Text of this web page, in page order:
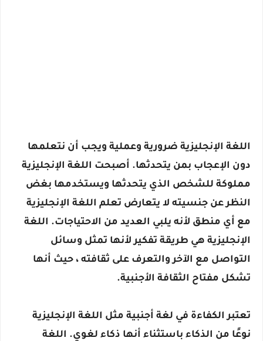
اللغة الإنجليزية ضرورية وعملية ويجب أن نتعلمها
دون الإعجاب بمن يتحدثها. أصبحت اللغة الإنجليزية
مملوكة للشخص الذي يتحدثها ويستخدمها بغض
النظر عن جنسيته لا يتعارض تعلم اللغة الإنجليزية
مع أي منطق لأنه يلبي العديد من الاحتياجات. اللغة
الإنجليزية هي طريقة تفكير لأنها تمثل وسائل
التواصل مع الآخر والتعرف على ثقافته ، حيث أنها
تشكل مفتاح الثقافة الأجنبية.
تعتبر الكفاءة في لغة أجنبية مثل اللغة الإنجليزية
نوعًا من الذكاء باستثناء أنها ذكاء لغوي. اللغة